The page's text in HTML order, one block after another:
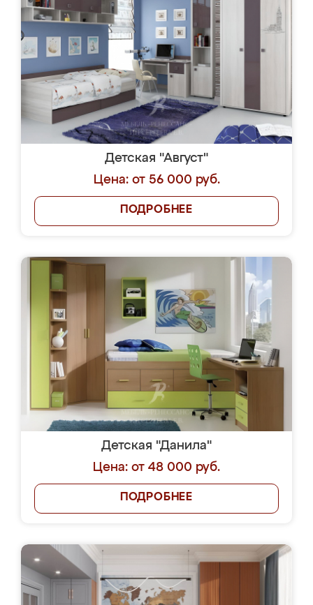
Детская "Август"
Цена: от 56 000 руб.
ПОДРОБНЕЕ
Детская "Данила"
Цена: от 48 000 руб.
ПОДРОБНЕЕ